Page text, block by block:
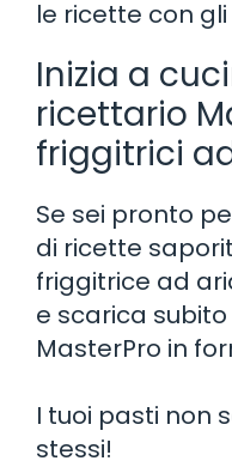
le ricette con
Inizia a
ricettario
friggitrici
Se sei pronto
di ricette
friggitrice ad
e scarica
MasterPro in
I tuoi pasti non
stessi!